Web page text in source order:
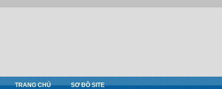
TRANG CHỦ SƠ ĐỒ SITE